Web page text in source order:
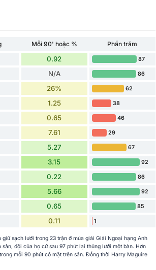
Mỗi 90' hoặc %
Phần trăm
0.92 87
N/A 86
26% 62
1.25 38
0.65 46
7.61 29
5.27 67
3.15 92
0.22 86
5.66 92
0.65 85
0.11 1
sạch lưới trong 23 trận ở mùa giải Giải Ngoại hạng Anh
đội của họ cứ sau 97 phút lại thủng lưới một bàn. Hơn
mỗi 90 phút có mặt trên sân. Đồng thời Harry Maguire